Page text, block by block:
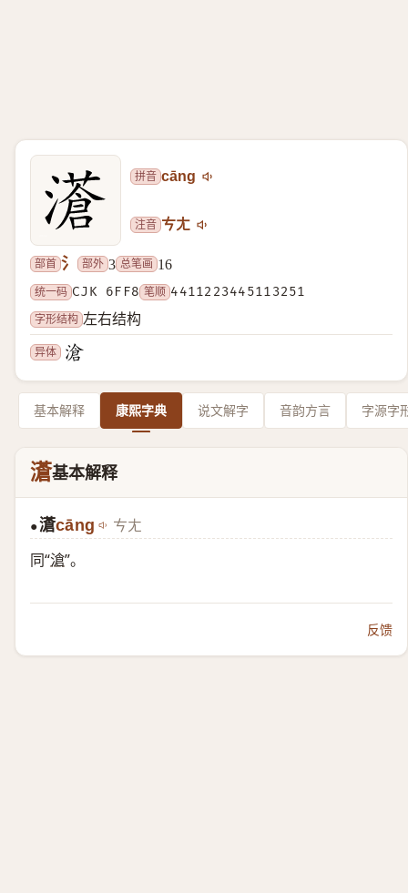
拼音 cāng
注音 ㄘㄤ
部首 氵 部外 3 总笔画 16
统一码 CJK 6FF8 笔顺 4411223445113251
字形结构 左右结构
异体
基本解释 康熙字典 说文解字 音韵方言 字源字
濸基本解释
●濸cāng ㄘㄤ
同“滄”。
反馈